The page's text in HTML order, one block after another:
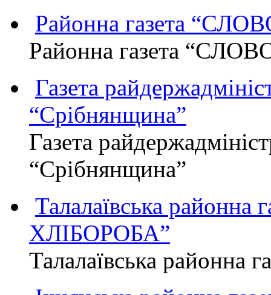
Районна газета
Районна газета
Газета
“Срібнянщина”
Газета
“Срібнянщина”
Талалаївська
ХЛІБОРОБА”
Талалаївська